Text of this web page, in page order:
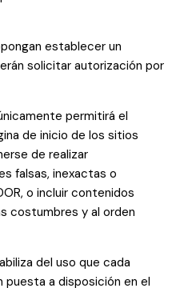
establecer un
solicitar autorización por
permitirá el
de inicio de los sitios
de realizar
falsas, inexactas o
o incluir contenidos
costumbres y al orden
del uso que cada
puesta a disposición en el